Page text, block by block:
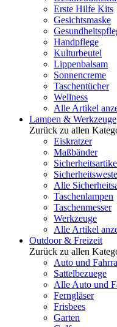
Erste Hilfe Kits
Gesichtsmaske
Handpflege
Kulturbeutel
Lippenbalsam
Sonnencreme
Taschentücher
Wellness
Alle Artikel
Lampen & Werkzeuge
Zurück zu allen
Eiskratzer
Maßbänder
Alle
Taschenlampen
Taschenmesser
Werkzeuge
Alle Artikel
Outdoor & Freizeit
Zurück zu allen
Auto und
Sattelbezuege
Alle Auto und
Ferngläser
Frisbees
Garten